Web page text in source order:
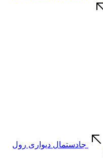
جادستمال دیواری رول